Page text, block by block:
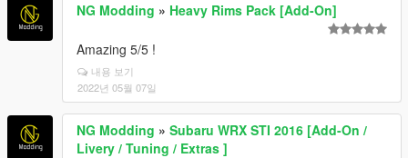
NG Modding » Heavy Rims Pack [Add-On]
Amazing 5/5 !
내용 보기
2022년 05월 07일
NG Modding » Subaru WRX STI 2016 [Add-On /
Livery / Tuning / Extras ]